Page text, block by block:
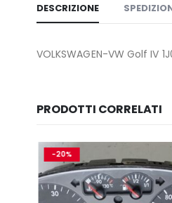
DESCRIZIONE
VOLKSWAGEN-VW Golf IV
PRODOTTI CORRELATI
-20%